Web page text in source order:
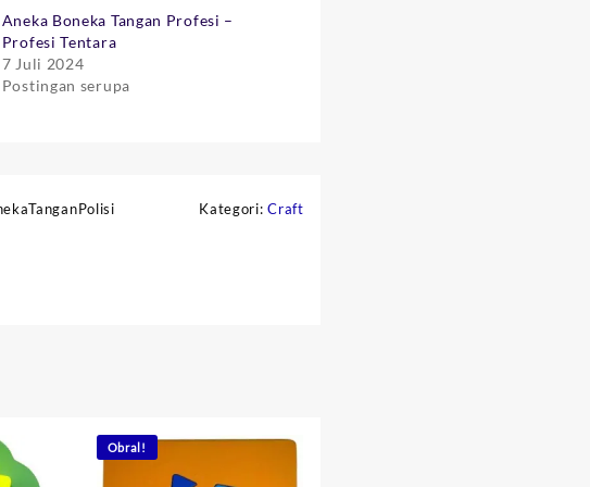
Aneka Boneka Tangan Profesi –
Profesi Tentara
7 Juli 2024
Postingan serupa
Kategori:Craft
Obral!